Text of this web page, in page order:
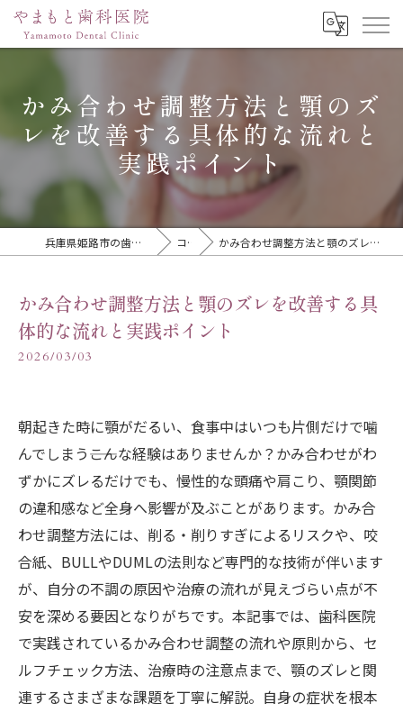
かみ合わせ調整方法と顎のズ
レを改善する具体的な流れと
実践ポイント
兵庫県姫路市の歯医者ならやまもと歯科医院 コラム かみ合わせ調整方法と顎のズレを改善する具体的な流れと実践ポイント
かみ合わせ調整方法と顎のズレを改善する具
体的な流れと実践ポイント
2026/03/03
朝起きた時に顎がだるい、食事中はいつも片側だけで噛
んでしまう――こんな経験はありませんか？かみ合わせがわ
ずかにズレるだけでも、慢性的な頭痛や肩こり、顎関節
の違和感など全身へ影響が及ぶことがあります。かみ合
わせ調整方法には、削る・削りすぎによるリスクや、咬
合紙、BULLやDUMLの法則など専門的な技術が伴います
が、自分の不調の原因や治療の流れが見えづらい点が不
安を深める要因となりがちです。本記事では、歯科医院
で実践されているかみ合わせ調整の流れや原則から、セ
ルフチェック方法、治療時の注意点まで、顎のズレと関
連するさまざまな課題を丁寧に解説。自身の症状を根本